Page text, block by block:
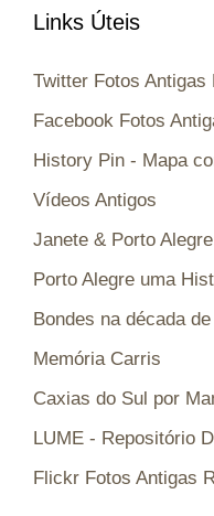
Links Úteis
Twitter Fotos Antigas
Facebook Fotos
History Pin - Mapa
Vídeos Antigos
Janete & Porto Alegre
Porto Alegre uma
Bondes na década
Memória Carris
Caxias do Sul por
LUME - Repositório
Flickr Fotos Antigas